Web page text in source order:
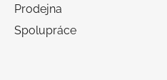
Prodejna
Spolupráce